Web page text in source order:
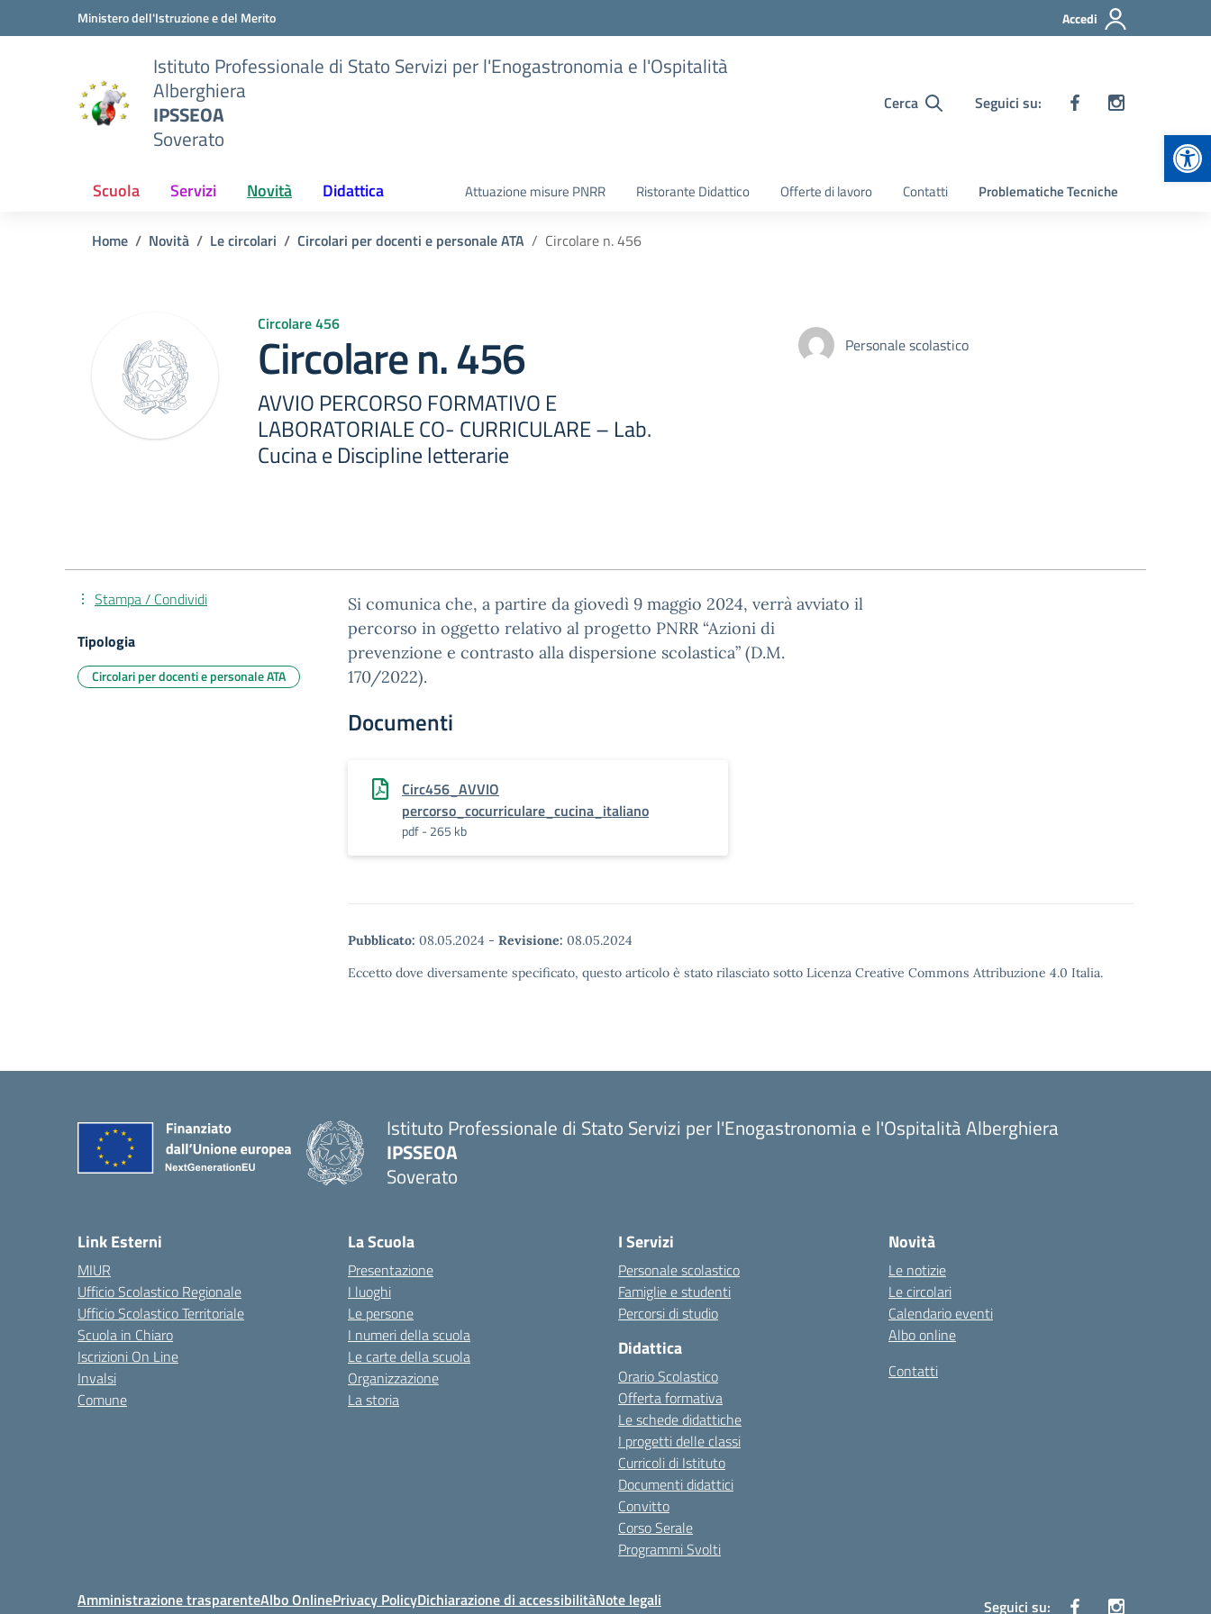
Vai ai contenuti
Vai al menu di navigazioneMinistero dell'Istruzione e del Merito Accedi
Istituto Professionale di Stato Servizi per l'Enogastronomia e l'Ospitalità
Alberghiera
IPSSEOA
Soverato
Cerca Seguici su:
Scuola Servizi Novità Didattica Attuazione misure PNRR Ristorante Didattico Offerte di lavoro Contatti Problematiche Tecniche
Home Novità Le circolari Circolari per docenti e personale ATA Circolare n. 456
Circolare 456
Circolare n. 456
AVVIO PERCORSO FORMATIVO E
LABORATORIALE CO- CURRICULARE – Lab.
Cucina e Discipline letterarie
Personale scolastico
Si comunica che, a partire da giovedì 9 maggio 2024, verrà avviato il
percorso in oggetto relativo al progetto PNRR “Azioni di
prevenzione e contrasto alla dispersione scolastica” (D.M.
170/2022).
Documenti
Circ456_AVVIO
percorso_cocurriculare_cucina_italiano
pdf - 265 kb
Pubblicato: 08.05.2024 - Revisione: 08.05.2024
Eccetto dove diversamente specificato, questo articolo è stato rilasciato sotto Licenza Creative Commons Attribuzione 4.0 Italia.
Stampa / Condividi
Tipologia
Circolari per docenti e personale ATA
Istituto Professionale di Stato Servizi per l'Enogastronomia e l'Ospitalità Alberghiera
IPSSEOA
Soverato
Link Esterni
MIUR
Ufficio Scolastico Regionale
Ufficio Scolastico Territoriale
Scuola in Chiaro
Iscrizioni On Line
Invalsi
Comune
La Scuola
Presentazione
I luoghi
Le persone
I numeri della scuola
Le carte della scuola
Organizzazione
La storia
I Servizi
Personale scolastico
Famiglie e studenti
Percorsi di studio
Didattica
Orario Scolastico
Offerta formativa
Le schede didattiche
I progetti delle classi
Curricoli di Istituto
Documenti didattici
Convitto
Corso Serale
Programmi Svolti
Novità
Le notizie
Le circolari
Calendario eventi
Albo online
Contatti
Amministrazione trasparenteAlbo OnlinePrivacy PolicyDichiarazione di accessibilitàNote legali Seguici su: